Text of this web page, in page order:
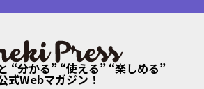
“分かる” “使える” “楽しめる”
式Webマガジン！